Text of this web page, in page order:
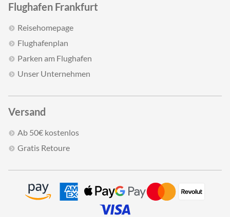
Flughafen Frankfurt
Reisehomepage
Flughafenplan
Parken am Flughafen
Unser Unternehmen
Versand
Ab 50€ kostenlos
Gratis Retoure